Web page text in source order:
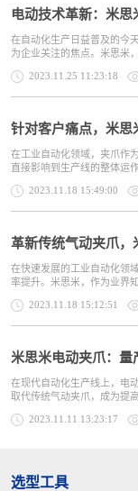
电动技术革新：米思
在自动化生产日益普及的今
为企业关注的焦点。米思米
2023.11.25 11:23:18
在工业自动化领域，夹爪作
直接影响到生产线的整体运
2023.11.18 15:49:00
在快速发展的工业自动化领
率提升。米思米，作为业界
2023.11.18 15:12:51
米思米电动夹爪：量
在现代自动化生产线上，电
取代传统气动夹爪，成为提
2023.11.11 13:23:17
选型工具